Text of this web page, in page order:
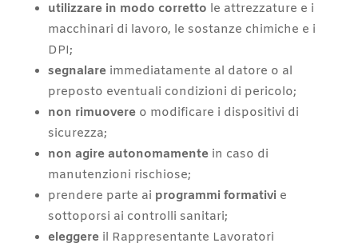
utilizzare in modo corretto le attrezzature e i
macchinari di lavoro, le sostanze chimiche e i
DPI;
segnalareimmediatamente al datore o al
preposto eventuali condizioni di pericolo;
non rimuovereo modificare i dispositivi di
sicurezza;
non agire autonomamentein caso di
manutenzioni rischiose;
prendere parte ai programmi formativie
sottoporsi ai controlli sanitari;
eleggereil Rappresentante Lavoratori